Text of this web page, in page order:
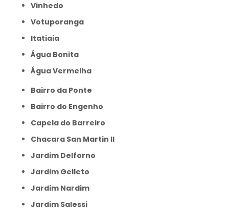
Vinhedo
Votuporanga
itatiaia
Água Bonita
Água Vermelha
Bairro da Ponte
Bairro do Engenho
Capela do Barreiro
Chacara San Martin II
Jardim Delforno
Jardim Gelleto
Jardim Nardim
Jardim Salessi